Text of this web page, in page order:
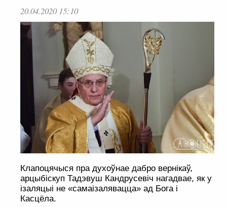
20.04.2020 15:10
Клапоцячыся пра духоўнае дабро вернікаў,
арцыбіскуп Тадэвуш Кандрусевіч нагадвае, як у
ізаляцыі не «самаізалявацца» ад Бога і
Касцёла.